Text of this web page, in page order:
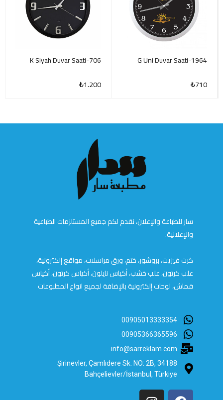
1964-G Uni Duvar Saati
₺710
706-K Siyah Duvar Saati
₺1.200
سار للطباعة والإعلان، نقدم لكم جميع المستلزمات الطباعية
والإعلانية.
كرت فيزيت، بروشور، ختم، ورق مراسلات، مواقع إلكترونية،
علب كرتون، علب خشب، أكياس نايلون، أكياس كرتون، أكياس
قماش، لوحات إلكترونية بالإضافة لجميع انواع المطبوعات
00905013333354
00905366365596
info@sarreklam.com
Şirinevler, Çamlıdere Sk. NO: 2B, 34188
Bahçelievler/İstanbul, Türkiye